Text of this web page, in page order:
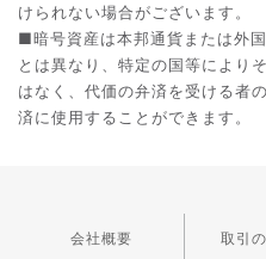
けられない場合がございます。
■暗号資産は本邦通貨または外
とは異なり、特定の国等により
はなく、代価の弁済を受ける者
済に使用することができます。
会社概要 取引